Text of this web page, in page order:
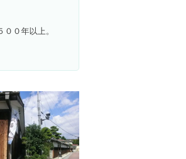
０年以上。